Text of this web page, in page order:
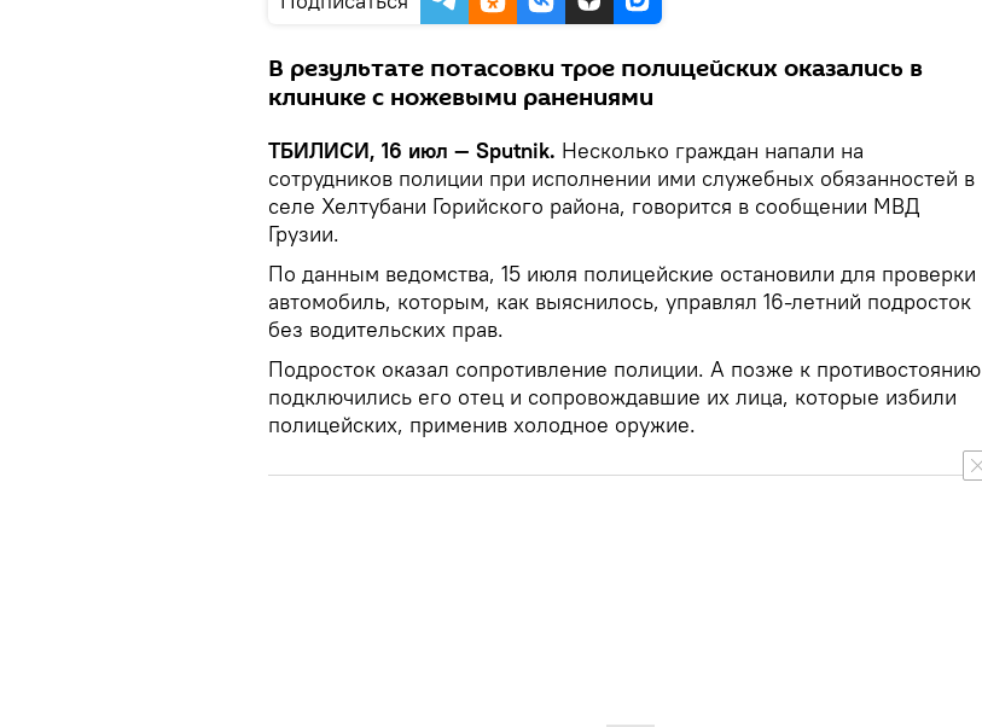
В результате потасовки трое полицейских оказались в
клинике с ножевыми ранениями
ТБИЛИСИ, 16 июл — Sputnik. Несколько граждан напали на
сотрудников полиции при исполнении ими служебных обязанностей в
селе Хелтубани Горийского района, говорится в сообщении МВД
Грузии.
По данным ведомства, 15 июля полицейские остановили для проверки
автомобиль, которым, как выяснилось, управлял 16-летний подросток
без водительских прав.
Подросток оказал сопротивление полиции. А позже к противостоянию
подключились его отец и сопровождавшие их лица, которые избили
полицейских, применив холодное оружие.